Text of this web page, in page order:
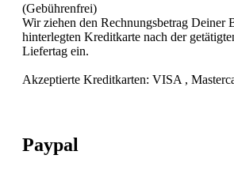
(Gebührenfrei)
Wir ziehen den Rechnungsbetrag Deiner
hinterlegten Kreditkarte nach der
Liefertag ein.
Akzeptierte Kreditkarten: VISA ,
Paypal